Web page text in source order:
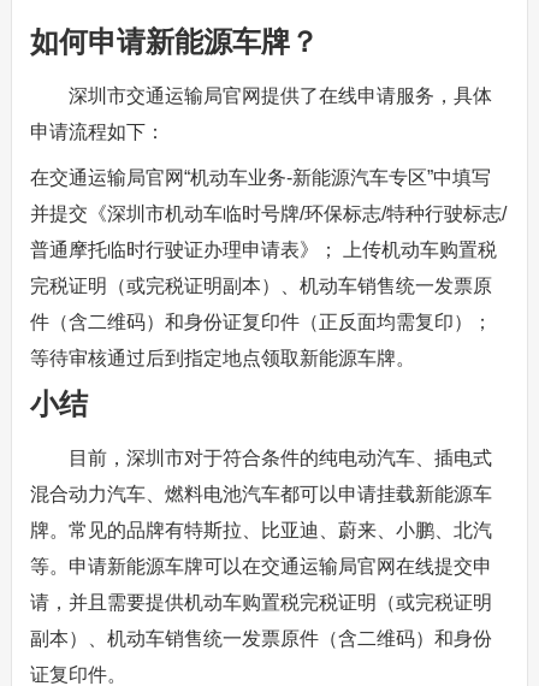
如何申请新能源车牌？
深圳市交通运输局官网提供了在线申请服务，具体
申请流程如下：
在交通运输局官网“机动车业务-新能源汽车专区”中填写
并提交《深圳市机动车临时号牌/环保标志/特种行驶标志/
普通摩托临时行驶证办理申请表》； 上传机动车购置税
完税证明（或完税证明副本）、机动车销售统一发票原
件（含二维码）和身份证复印件（正反面均需复印）；
等待审核通过后到指定地点领取新能源车牌。
小结
目前，深圳市对于符合条件的纯电动汽车、插电式
混合动力汽车、燃料电池汽车都可以申请挂载新能源车
牌。常见的品牌有特斯拉、比亚迪、蔚来、小鹏、北汽
等。申请新能源车牌可以在交通运输局官网在线提交申
请，并且需要提供机动车购置税完税证明（或完税证明
副本）、机动车销售统一发票原件（含二维码）和身份
证复印件。